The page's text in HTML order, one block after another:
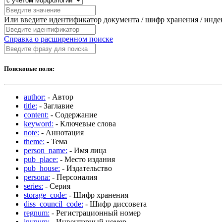
Или введите идентификатор документа / шифр хранения /
Справка о расширенном поиске
Поисковые поля:
author: - Автор
title: - Заглавие
content: - Содержание
keyword: - Ключевые слова
note: - Аннотация
theme: - Тема
person_name: - Имя лица
pub_place: - Место издания
pub_house: - Издательство
persona: - Персоналия
series: - Серия
storage_code: - Шифр хранения
diss_council_code: - Шифр диссовета
regnum: - Регистрационный номер